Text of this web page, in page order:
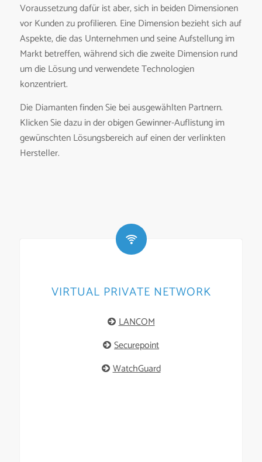
Voraussetzung dafür ist aber, sich in beiden Dimensionen
vor Kunden zu profilieren. Eine Dimension bezieht sich auf
Aspekte, die das Unternehmen und seine Aufstellung im
Markt betreffen, während sich die zweite Dimension rund
um die Lösung und verwendete Technologien
konzentriert.
Die Diamanten finden Sie bei ausgewählten Partnern.
Klicken Sie dazu in der obigen Gewinner-Auflistung im
gewünschten Lösungsbereich auf einen der verlinkten
Hersteller.
VIRTUAL PRIVATE NETWORK
LANCOM
Securepoint
WatchGuard